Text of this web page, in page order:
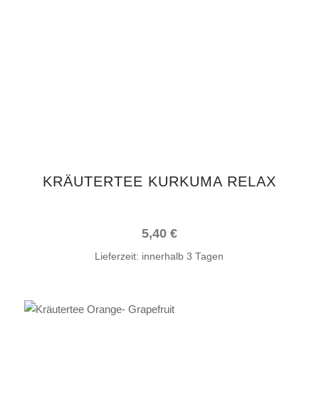
KRÄUTERTEE KURKUMA RELAX
5,40 €
Lieferzeit: innerhalb 3 Tagen